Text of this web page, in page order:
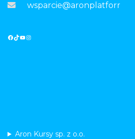
wsparcie@aronplatforma.pl
Aron Kursy sp. z o.o.